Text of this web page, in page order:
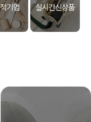
기업 실시간신상품